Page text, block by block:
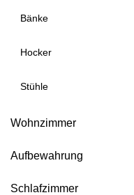
Bänke
Hocker
Stühle
Wohnzimmer
Aufbewahrung
Schlafzimmer